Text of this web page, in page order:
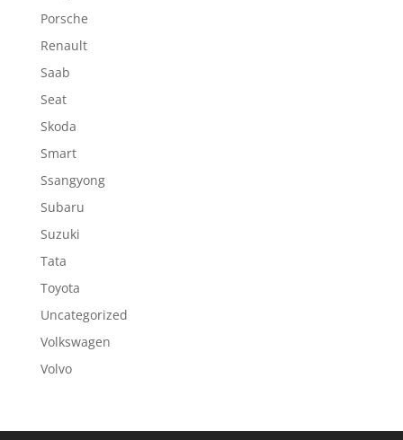
Porsche
Renault
Saab
Seat
Skoda
Smart
Ssangyong
Subaru
Suzuki
Tata
Toyota
Uncategorized
Volkswagen
Volvo